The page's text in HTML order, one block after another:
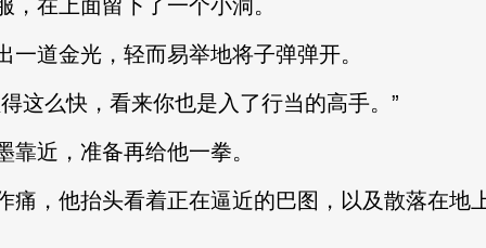
在上面留下了一个小洞。
金光，轻而易举地将子弹弹开。
么快，看来你也是入了行当的高手。”
近，准备再给他一拳。
他抬头看着正在逼近的巴图，以及散落在地